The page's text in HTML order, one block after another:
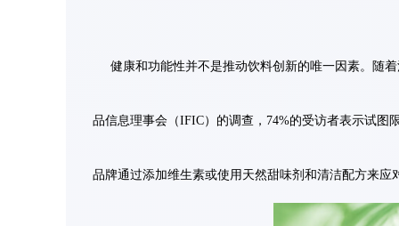
健康和功能性并不是推动饮料创新的唯一因素。随
品信息理事会（IFIC）的调查，74%的受访者表示试
品牌通过添加维生素或使用天然甜味剂和清洁配方来应